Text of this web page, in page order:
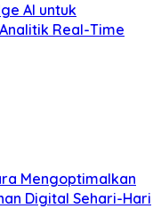
AI untuk
Real-Time
Mengoptimalkan
Digital Sehari-Hari